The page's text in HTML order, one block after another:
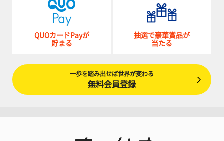
QUOカードPayが
貯まる
抽選で豪華賞品が
当たる
一歩を踏み出せば世界が変わる
無料会員登録